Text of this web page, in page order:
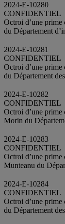
2024-E-10280
CONFIDENTIEL
Octroi d’une prime
du Département
2024-E-10281
CONFIDENTIEL
Octroi d’une prime
du Département
2024-E-10282
CONFIDENTIEL
Octroi d’une prime
Morin du
2024-E-10283
CONFIDENTIEL
Octroi d’une prime
Munteanu du
2024-E-10284
CONFIDENTIEL
Octroi d’une prime
du Département